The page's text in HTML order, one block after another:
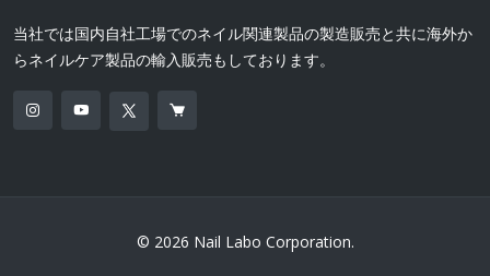
当社では国内自社工場でのネイル関連製品の製造販売と共に海外か
らネイルケア製品の輸入販売もしております。
© 2026 Nail Labo Corporation.